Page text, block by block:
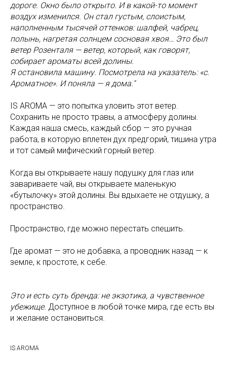
дороге. Окно было открыто. И в какой-то момент
воздух изменился. Он стал густым, слоистым,
наполненным тысячей оттенков: шалфей, чабрец,
полынь, нагретая солнцем сосновая хвоя… Это был
ветер Розенталя — ветер, который, как говорят,
собирает ароматы всей долины.
Я остановила машину. Посмотрела на указатель: «с.
Ароматное». И поняла — я дома."
IS AROMA — это попытка уловить этот ветер.
Сохранить не просто травы, а атмосферу долины.
Каждая наша смесь, каждый сбор — это ручная
работа, в которую вплетен дух предгорий, тишина утра
и тот самый мифический горный ветер.
Когда вы открываете нашу подушку для глаз или
завариваете чай, вы открываете маленькую
«бутылочку» этой долины. Вы вдыхаете не отдушку, а
пространство.
Пространство, где можно перестать спешить.
Где аромат — это не добавка, а проводник назад — к
земле, к простоте, к себе.
Это и есть суть бренда: не экзотика, а чувственное
убежище. Доступное в любой точке мира, где есть вы
и желание остановиться.
IS AROMA